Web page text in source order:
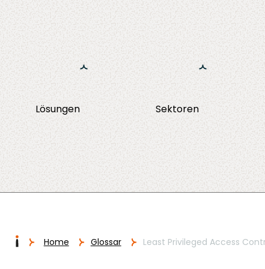
Training
Lösungen
Migration
Sektoren
Home Glossar Least Privileged Access